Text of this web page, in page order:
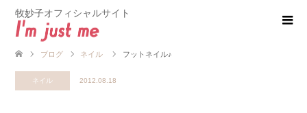
牧妙子オフィシャルサイト
ブログ ネイル フットネイル♪
ネイル 2012.08.18